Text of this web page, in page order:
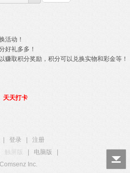
活动！
好礼多多！
赚取积分奖励，积分可以兑换实物和彩金等！
天天打卡
登录
注册
触屏版 电脑版
Inc.